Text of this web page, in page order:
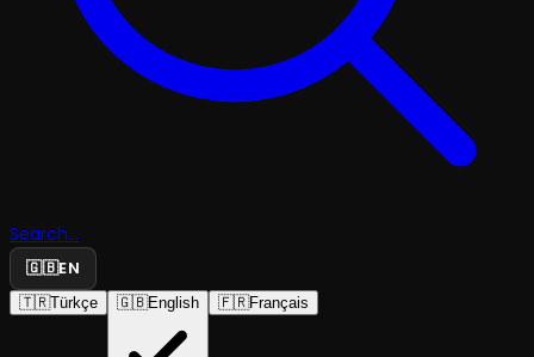
Search...
🇬🇧EN
🇹🇷Türkçe 🇬🇧English 🇫🇷Français